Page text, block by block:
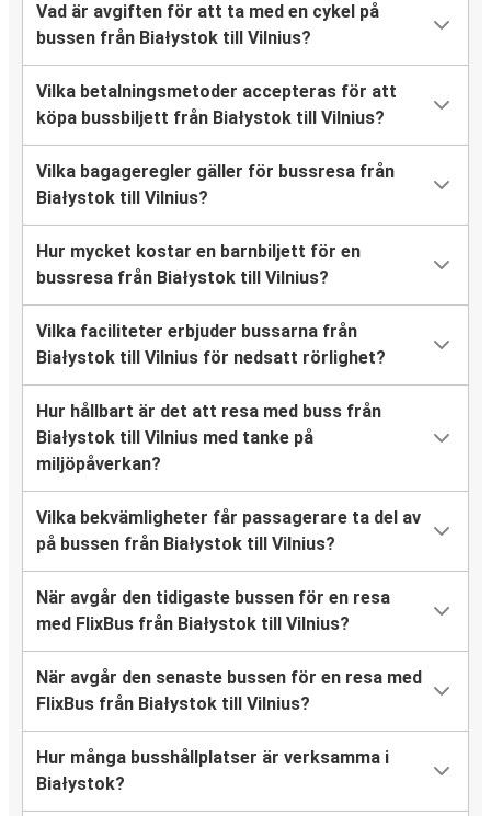
Vad är avgiften för att ta med en cykel på
bussen från Białystok till Vilnius?
Vilka betalningsmetoder accepteras för att
köpa bussbiljett från Białystok till Vilnius?
Vilka bagageregler gäller för bussresa från
Białystok till Vilnius?
Hur mycket kostar en barnbiljett för en
bussresa från Białystok till Vilnius?
Vilka faciliteter erbjuder bussarna från
Białystok till Vilnius för nedsatt rörlighet?
Hur hållbart är det att resa med buss från
Białystok till Vilnius med tanke på
miljöpåverkan?
Vilka bekvämligheter får passagerare ta del av
på bussen från Białystok till Vilnius?
När avgår den tidigaste bussen för en resa
med FlixBus från Białystok till Vilnius?
När avgår den senaste bussen för en resa med
FlixBus från Białystok till Vilnius?
Hur många busshållplatser är verksamma i
Białystok?